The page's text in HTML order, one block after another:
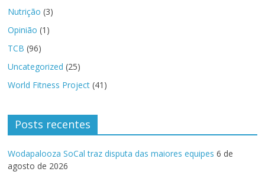
Nutrição (3)
Opinião (1)
TCB (96)
Uncategorized (25)
World Fitness Project (41)
Posts recentes
Wodapalooza SoCal traz disputa das maiores equipes 6 de
agosto de 2026